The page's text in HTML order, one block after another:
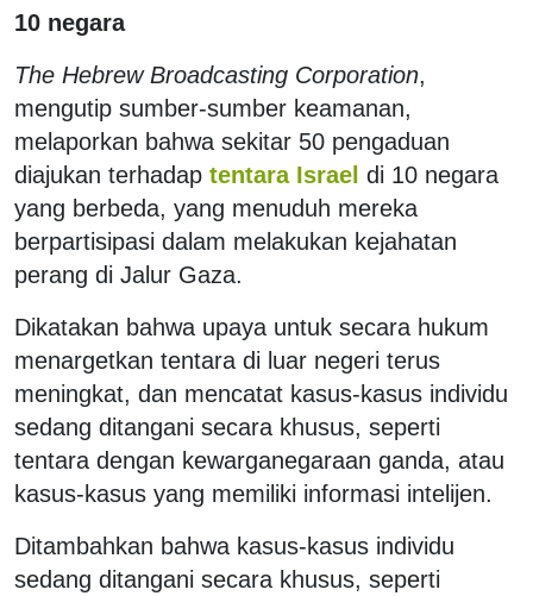
10 negara
The Hebrew Broadcasting Corporation,
mengutip sumber-sumber keamanan,
melaporkan bahwa sekitar 50 pengaduan
diajukan terhadap tentara Israel di 10 negara
yang berbeda, yang menuduh mereka
berpartisipasi dalam melakukan kejahatan
perang di Jalur Gaza.
Dikatakan bahwa upaya untuk secara hukum
menargetkan tentara di luar negeri terus
meningkat, dan mencatat kasus-kasus individu
sedang ditangani secara khusus, seperti
tentara dengan kewarganegaraan ganda, atau
kasus-kasus yang memiliki informasi intelijen.
Ditambahkan bahwa kasus-kasus individu
sedang ditangani secara khusus, seperti